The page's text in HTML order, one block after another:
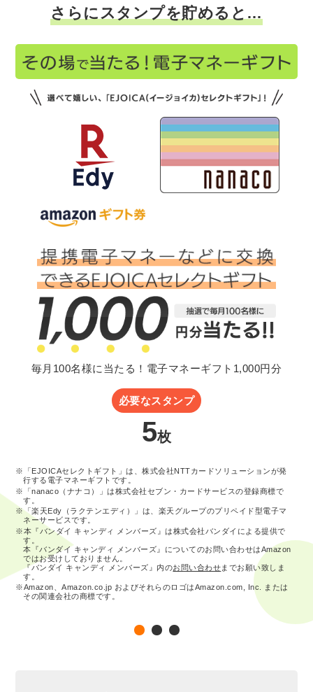
さらにスタンプを貯めると…
毎月100名様に当たる！電子マネーギフト1,000円分
必要なスタンプ
5枚
※「EJOICAセレクトギフト」は、株式会社NTTカードソリューションが発
行する電子マネーギフトです。
※「nanaco（ナナコ）」は株式会社セブン・カードサービスの登録商標で
す。
※「楽天Edy（ラクテンエディ）」は、楽天グループのプリペイド型電子マ
ネーサービスです。
※本『バンダイ キャンディ メンバーズ』は株式会社バンダイによる提供で
す。
本『バンダイ キャンディ メンバーズ』についてのお問い合わせはAmazon
ではお受けしておりません。
『バンダイ キャンディ メンバーズ』内のお問い合わせまでお願い致しま
す。
※Amazon、Amazon.co.jp およびそれらのロゴはAmazon.com, Inc. または
その関連会社の商標です。